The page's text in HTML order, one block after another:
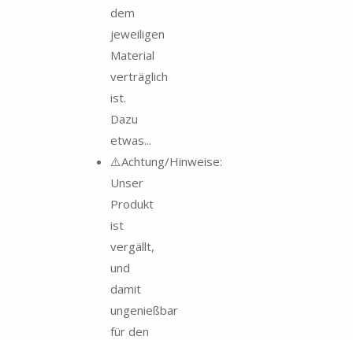
dem
jeweiligen
Material
verträglich
ist.
Dazu
etwas...
⚠️Achtung/Hinweise:
Unser
Produkt
ist
vergällt,
und
damit
ungenießbar
für den